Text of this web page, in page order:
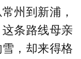
州到新浦，
条路线母亲
，却来得格